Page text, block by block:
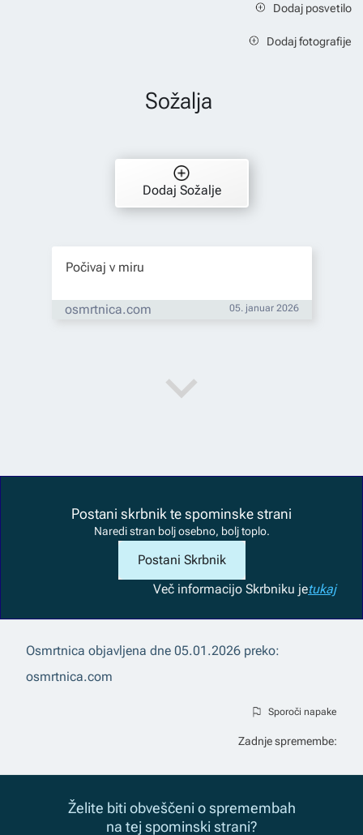
Dodaj posvetilo
Dodaj fotografije
Sožalja
Dodaj Sožalje
Počivaj v miru
osmrtnica.com 05. januar 2026
Postani skrbnik te spominske strani
Naredi stran bolj osebno, bolj toplo.
Postani Skrbnik
Več informacijo Skrbniku jetukaj
Osmrtnica objavljena dne 05.01.2026 preko:
osmrtnica.com
Sporoči napake
Zadnje spremembe:
Želite biti obveščeni o spremembah
na tej spominski strani?